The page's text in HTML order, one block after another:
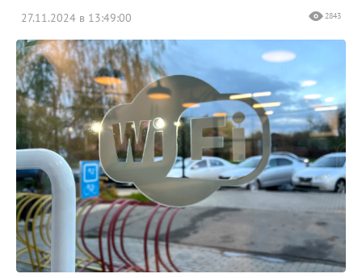
27.11.2024 в 13:49:00 2843